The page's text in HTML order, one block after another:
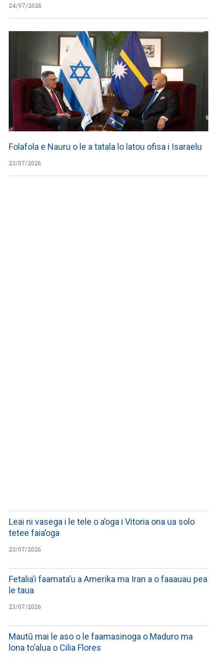
24/07/2026
Folafola e Nauru o le a tatala lo latou ofisa i Isaraelu
23/07/2026
Leai ni vasega i le tele o a’oga i Vitoria ona ua solo
tetee faia’oga
23/07/2026
Fetalia’i faamata’u a Amerika ma Iran a o faaauau pea
le taua
23/07/2026
Mautū mai le aso o le faamasinoga o Maduro ma
lona to’alua o Cilia Flores